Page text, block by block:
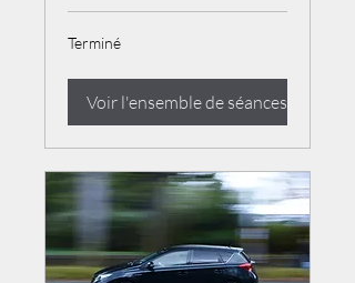
Terminé
Voir l'ensemble de séances